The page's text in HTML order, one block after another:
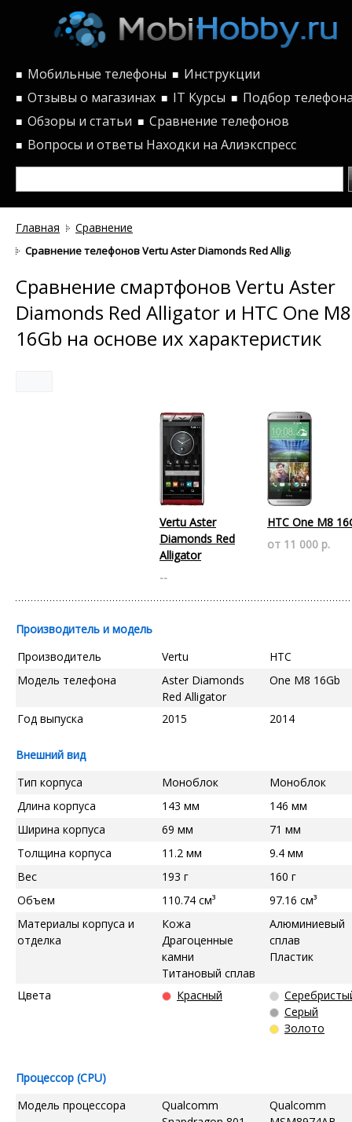
■ Мобильные телефоны ■ Инструкции
■ Отзывы о магазинах ■ IT Курсы ■ Подбор
■ Обзоры и статьи ■ Сравнение телефонов
■ Вопросы и ответы Находки на Алиэкспресс
Главная Сравнение
Сравнение телефонов Vertu Aster Diamonds Red Alligator и HTC
Сравнение смартфонов Vertu Aster
Diamonds Red Alligator и HTC One M8
16Gb на основе их характеристик
Vertu Aster
Diamonds Red
Alligator
--
HTC One M8
от 11 000 р.
Производитель и модель
Производитель
Vertu
HTC
Модель телефона
Aster Diamonds
Red Alligator
One M8 16Gb
Год выпуска 2015 2014
Внешний вид
Тип корпуса
Моноблок
Моноблок
Длина корпуса
143 мм
146 мм
Ширина корпуса
69 мм
71 мм
Толщина корпуса
11.2 мм
9.4 мм
Вес
193 г
160 г
Объем
110.74 см³
97.16 см³
Материалы корпуса и
отделка
Кожа
Драгоценные
камни
Титановый сплав
Алюминиевый
сплав
Пластик
Цвета Красный
Серый
Золото
Процессор (CPU)
Модель процессора
Qualcomm
Qualcomm